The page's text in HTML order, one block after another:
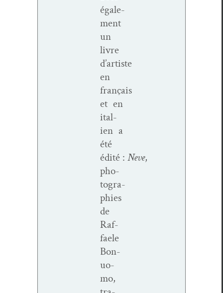
égale­
ment
un
livre
d’artiste
en
français
et en
ital­
ien a
été
édité : Neve,
pho­
togra­
phies
de
Raf­
faele
Bon­
uo­
mo,